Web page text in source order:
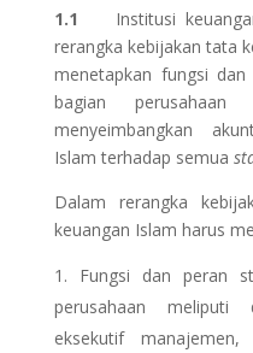
1.1 Institusi
rerangka kebijakan tata
menetapkan fungsi
bagian
menyeimbangkan
Islam terhadap semua
Dalam rerangka
keuangan Islam harus
Fungsi dan peran
perusahaan meliputi
eksekutif